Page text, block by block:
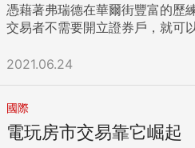
憑藉著弗瑞德在華爾街豐富的歷
交易者不需要開立證券戶，就可
2021.06.24
國際
電玩房市交易靠它崛